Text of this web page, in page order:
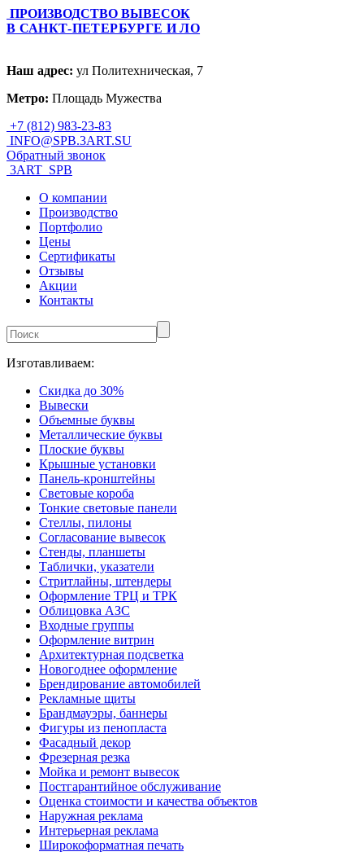
ПРОИЗВОДСТВО ВЫВЕСОК
В САНКТ-ПЕТЕРБУРГЕ И ЛО
Наш адрес: ул Политехническая, 7
Метро: Площадь Мужества
+7 (812) 983-23-83
INFO@SPB.3ART.SU
Обратный звонок
3ART_SPB
О компании
Производство
Портфолио
Цены
Сертификаты
Отзывы
Акции
Контакты
Изготавливаем:
Скидка до 30%
Вывески
Объемные буквы
Металлические буквы
Плоские буквы
Крышные установки
Панель-кронштейны
Световые короба
Тонкие световые панели
Стеллы, пилоны
Согласование вывесок
Стенды, планшеты
Таблички, указатели
Стритлайны, штендеры
Оформление ТРЦ и ТРК
Облицовка АЗС
Входные группы
Оформление витрин
Архитектурная подсветка
Новогоднее оформление
Брендирование автомобилей
Рекламные щиты
Брандмауэры, баннеры
Фигуры из пенопласта
Фасадный декор
Фрезерная резка
Мойка и ремонт вывесок
Постгарантийное обслуживание
Оценка стоимости и качества объектов
Наружная реклама
Интерьерная реклама
Широкоформатная печать